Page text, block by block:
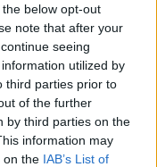
below opt-out
note that after your
seeing
utilized by
third parties prior to
of the further
by third parties on the
information may
on the IAB’s List of